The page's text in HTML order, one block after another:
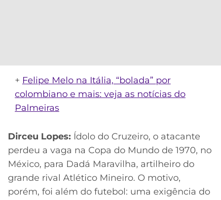
+ Felipe Melo na Itália, “bolada” por
colombiano e mais: veja as notícias do
Palmeiras
Dirceu Lopes: Ídolo do Cruzeiro, o atacante
perdeu a vaga na Copa do Mundo de 1970, no
México, para Dadá Maravilha, artilheiro do
grande rival Atlético Mineiro. O motivo,
porém, foi além do futebol: uma exigência do